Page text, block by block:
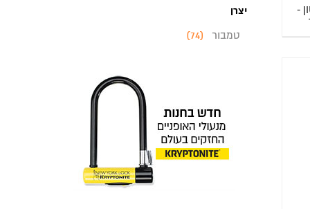
-
יצרן
טמבור ‏ (74)